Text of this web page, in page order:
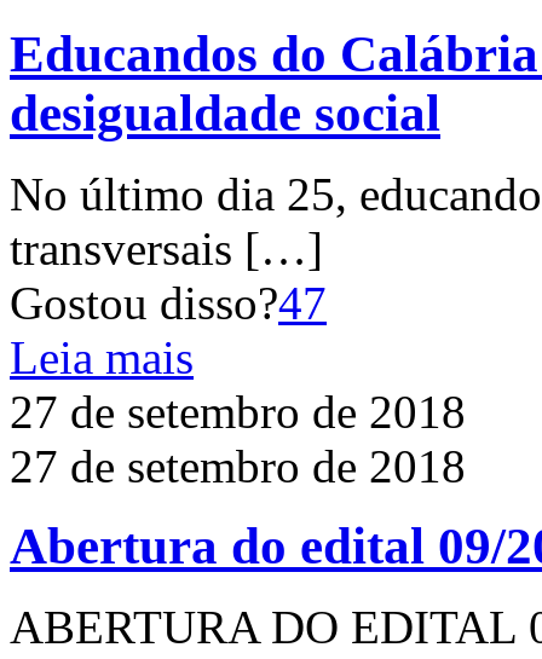
Educandos do
desigualdade social
No último dia 25,
transversais […]
Gostou disso?47
Leia mais
27 de setembro de 2018
27 de setembro de 2018
Abertura do edital 09/
ABERTURA DO EDITAL